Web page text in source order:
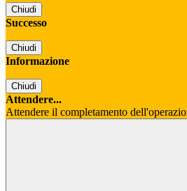
Chiudi
Successo
Chiudi
Informazione
Chiudi
Attendere...
Attendere il completamento